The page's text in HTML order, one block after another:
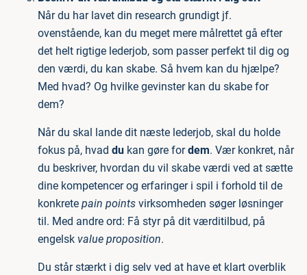
Når du har lavet din research grundigt jf.
ovenstående, kan du meget mere målrettet gå efter
det helt rigtige lederjob, som passer perfekt til dig og
den værdi, du kan skabe. Så hvem kan du hjælpe?
Med hvad? Og hvilke gevinster kan du skabe for
dem?
Når du skal lande dit næste lederjob, skal du holde
fokus på, hvad du kan gøre fordem. Vær konkret, når
du beskriver, hvordan du vil skabe værdi ved at sætte
dine kompetencer og erfaringer i spil i forhold til de
konkrete pain points virksomheden søger løsninger
til. Med andre ord: Få styr på dit værditilbud, på
engelsk value proposition.
Du står stærkt i dig selv ved at have et klart overblik